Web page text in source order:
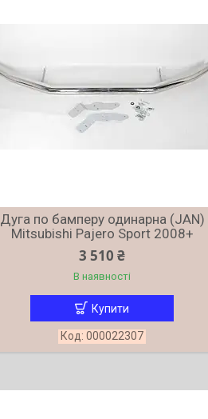
Дуга по бамперу одинарна (JAN)
Mitsubishi Pajero Sport 2008+
3 510 ₴
В наявності
Купити
000022307